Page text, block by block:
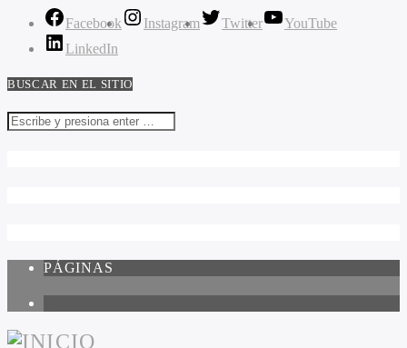
Facebook Instagram Twitter
YouTube
LinkedIn
BUSCAR EN EL SITIO
PÁGINAS